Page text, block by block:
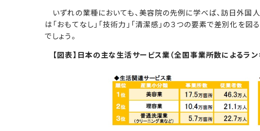
いずれの業種においても、美容院の先例に学べば、訪日外国
は「おもてなし」「技術力」「清潔感」の３つの要素で差別化を
でしょう。
【図表】日本の主な生活サービス業（全国事業所数によるラン